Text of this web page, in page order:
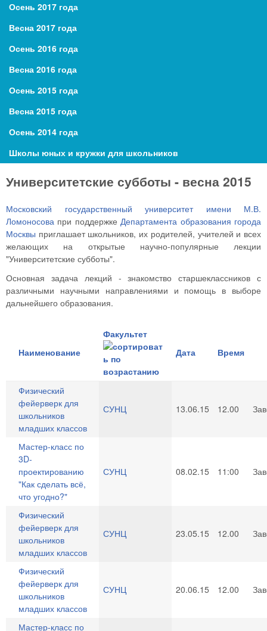
Осень 2017 года
Весна 2017 года
Осень 2016 года
Весна 2016 года
Осень 2015 года
Весна 2015 года
Осень 2014 года
Школы юных и кружки для школьников
Университетские субботы - весна 2015
Московский государственный университет имени М.В.
Ломоносова при поддержке Департамента образования города
Москвы приглашает школьников, их родителей, учителей и всех
желающих на открытые научно-популярные лекции
"Университетские субботы".
Основная задача лекций - знакомство старшеклассников с
различными научными направлениями и помощь в выборе
дальнейшего образования.
Наименование
Факультет
Дата
Время
Физический
фейерверк для
школьников
младших классов
СУНЦ 13.06.15 12.00
Мастер-класс по
3D-
проектированию
"Как сделать всё,
что угодно?"
СУНЦ 08.02.15 11:00
Физический
фейерверк для
школьников
младших классов
СУНЦ 23.05.15 12.00
Физический
фейерверк для
школьников
младших классов
СУНЦ 20.06.15 12.00
Мастер-класс по